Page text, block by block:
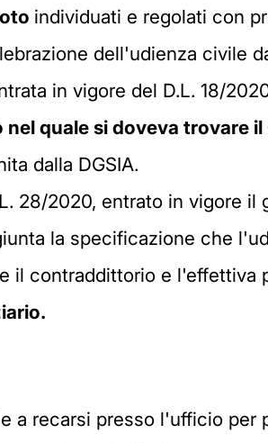
individuati e regolati con
dell'udienza civile
in vigore del D.L. 18/
nel quale si doveva trovare il
dalla DGSIA.
28/2020, entrato in vigore il
la specificazione che
il contraddittorio e l'effettiva
a recarsi presso l'ufficio per